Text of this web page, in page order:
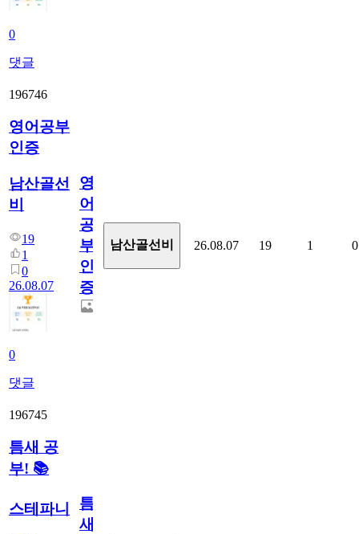
0
댓글
196746
영어공부
인증
남산골선
비
19
1
0
26.08.07
0
댓글
영
어
공
부
인
증
남산골선비 26.08.07 19 1 0
196745
틈새 공
부! 📚
스테파니
틈
새